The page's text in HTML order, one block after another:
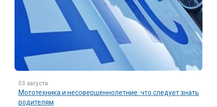
03 августа
Мототехника и несовершеннолетние: что следует знать
родителям